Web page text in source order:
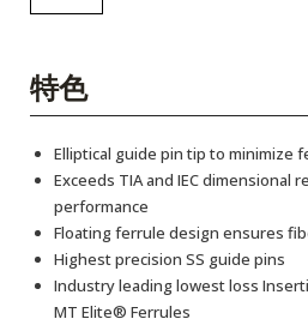
特色
Elliptical guide pin tip to minimize
Exceeds TIA and IEC dimensional
performance
Floating ferrule design ensures
Highest precision SS guide pins
Industry leading lowest loss
MT Elite® Ferrules